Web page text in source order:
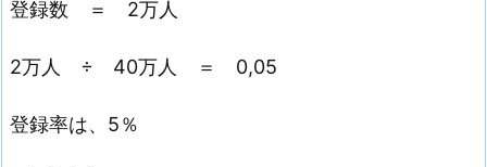
登録数 ＝ 2万人
2万人 ÷ 40万人 ＝ 0,05
登録率は、5％